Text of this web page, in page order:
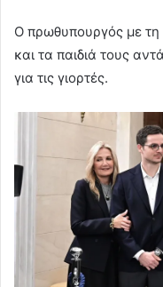
Ο πρωθυπουργός με
και τα παιδιά τους
για τις γιορτές.